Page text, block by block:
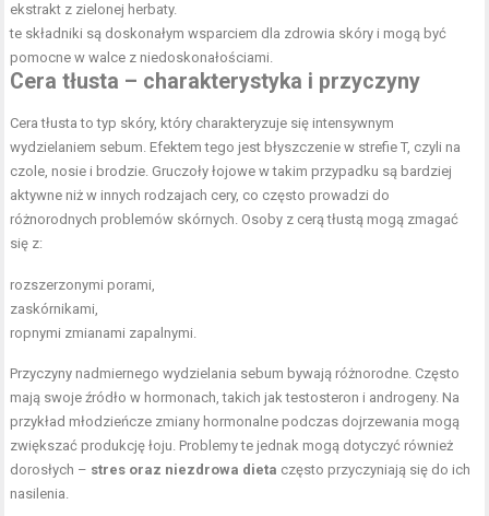
ekstrakt z zielonej herbaty.
te składniki są doskonałym wsparciem dla zdrowia skóry i mogą być
pomocne w walce z niedoskonałościami.
Cera tłusta – charakterystyka i przyczyny
Cera tłusta to typ skóry, który charakteryzuje się intensywnym
wydzielaniem sebum. Efektem tego jest błyszczenie w strefie T, czyli na
czole, nosie i brodzie. Gruczoły łojowe w takim przypadku są bardziej
aktywne niż w innych rodzajach cery, co często prowadzi do
różnorodnych problemów skórnych. Osoby z cerą tłustą mogą zmagać
się z:
rozszerzonymi porami,
zaskórnikami,
ropnymi zmianami zapalnymi.
Przyczyny nadmiernego wydzielania sebum bywają różnorodne. Często
mają swoje źródło w hormonach, takich jak testosteron i androgeny. Na
przykład młodzieńcze zmiany hormonalne podczas dojrzewania mogą
zwiększać produkcję łoju. Problemy te jednak mogą dotyczyć również
dorosłych – stres oraz niezdrowa dieta często przyczyniają się do ich
nasilenia.